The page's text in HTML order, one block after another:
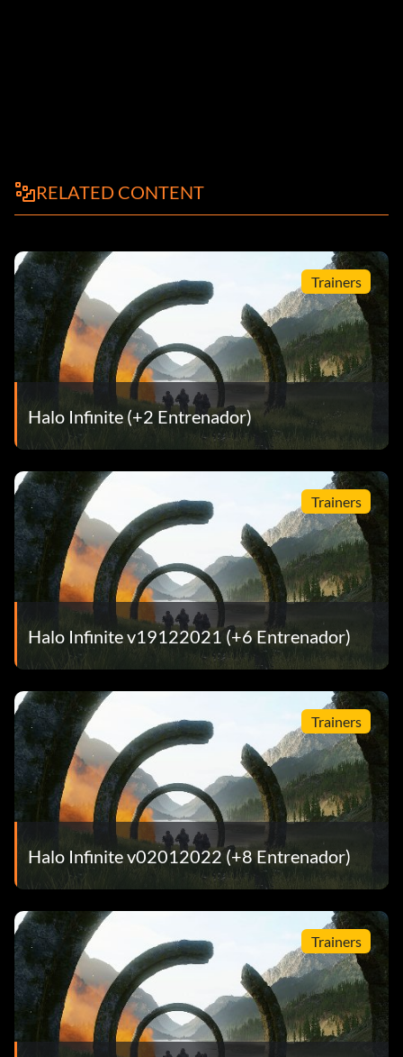
RELATED CONTENT
Trainers
Halo Infinite (+2 Entrenador)
Trainers
Halo Infinite v19122021 (+6 Entrenador)
Trainers
Halo Infinite v02012022 (+8 Entrenador)
Trainers